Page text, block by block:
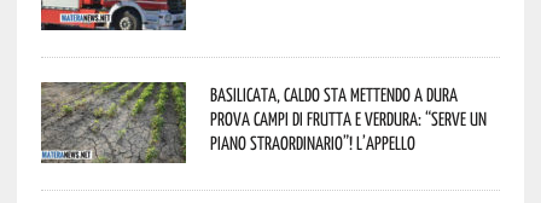
Basilicata, caldo sta mettendo a dura
prova campi di frutta e verdura: “Serve un
piano straordinario”! L’appello